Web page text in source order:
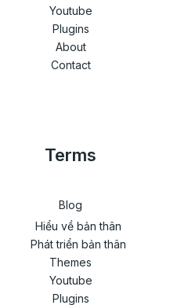
Youtube
Plugins
About
Contact
Terms
Blog
Hiểu về bản thân
Phát triển bản thân
Themes
Youtube
Plugins